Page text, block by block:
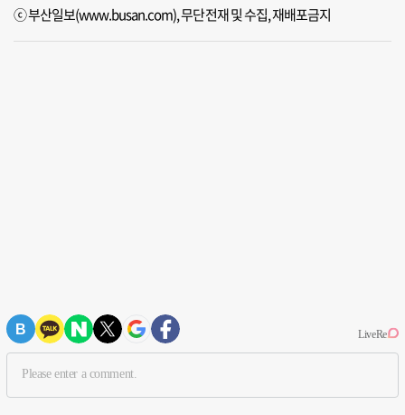
ⓒ 부산일보(www.busan.com), 무단전재 및 수집, 재배포금지